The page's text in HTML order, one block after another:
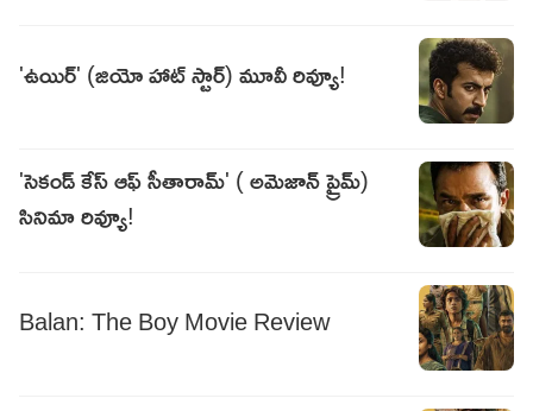
'ఉయిర్' (జియో హాట్ స్టార్) మూవీ రివ్యూ!
'సెకండ్ కేస్ ఆఫ్ సీతారామ్' ( అమెజాన్ ప్రైమ్)
సినిమా రివ్యూ!
Balan: The Boy Movie Review